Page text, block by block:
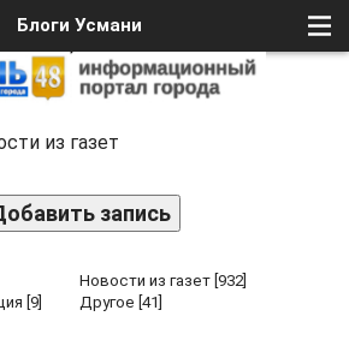
Блоги Усмани
из газет
запись
Новости из газет [932]
[9] Другое [41]